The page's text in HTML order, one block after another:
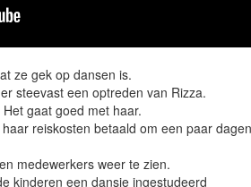
ze gek op dansen is.
steevast een optreden van Rizza.
gaat goed met haar.
reiskosten betaald om een paar
medewerkers weer te zien.
kinderen een dansje ingestudeerd